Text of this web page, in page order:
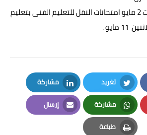
يذكر أنه إنطلقت السبت 2 مايو امتحانات النقل للتعليم الفنى بتعليم
.
تغريد
Twitter
مشاركة
LinkedIn
مشاركة
Whatsapp
إرسال
Email
طباعة